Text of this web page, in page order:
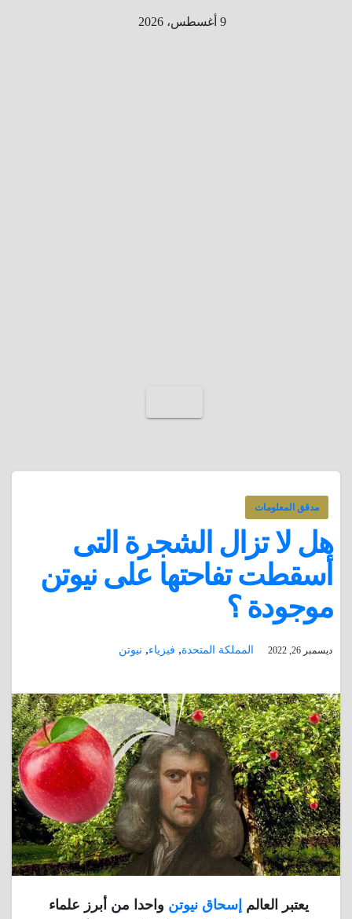
9 أغسطس، 2026
مدقق المعلومات
هل لا تزال الشجرة التى
أسقطت تفاحتها على نيوتن
موجودة ؟
ديسمبر 26, 2022 المملكة المتحدة, فيزياء, نيوتن
يعتبر العالم إسحاق نيوتن واحدا من أبرز علماء